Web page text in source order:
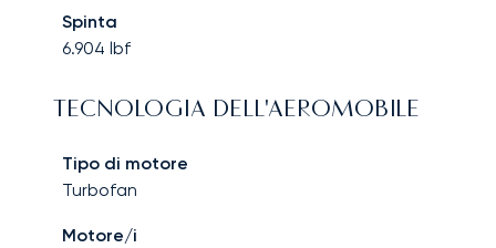
Spinta
6.904 lbf
TECNOLOGIA DELL'AEROMOBILE
Tipo di motore
Turbofan
Motore/i